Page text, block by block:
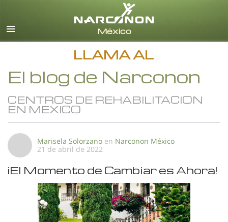
Español
Todas las Regiones/Idiomas
LLAMA AL
El blog de Narconon
CENTROS DE REHABILITACION
EN MEXICO
Marisela Solorzano en Narconon México
21 de abril de 2022
¡El Momento de Cambiar es Ahora!